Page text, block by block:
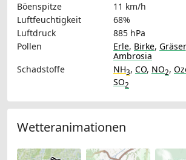
Böenspitze
11 km/h
Luftfeuchtigkeit
68%
Luftdruck
885 hPa
Pollen
Erle, Birke, Gräser
Ambrosia
Schadstoffe
NH3, CO, NO2,
SO2
Wetteranimationen